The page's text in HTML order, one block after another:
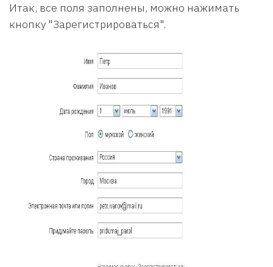
Итак, все поля заполнены, можно нажимать
кнопку "Зарегистрироваться".